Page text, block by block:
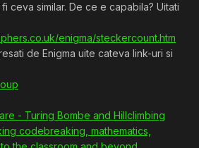
ceva similar. De ce e capabila? Uitati
enigma/steckercount.htm
de Enigma uite cateva link-uri si
- Turing Bombe and Hillclimbing
codebreaking, mathematics,